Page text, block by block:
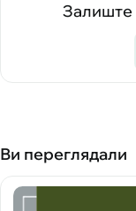
Залиште
Ви переглядали